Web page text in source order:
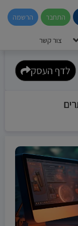
התחבר הרשמה
צור קשר
לדף העסק